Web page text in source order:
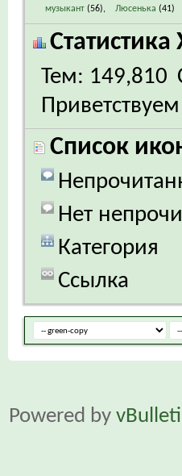
музыкант (56) Люсенька (41)
Тем 149,810
Список
Нет
Категория
Ссылка
Powered by